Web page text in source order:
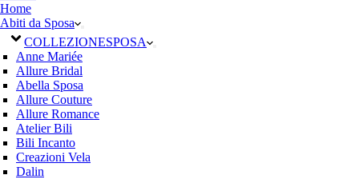
Home
Abiti da Sposa
COLLEZIONESPOSA
Anne Mariée
Allure Bridal
Abella Sposa
Allure Couture
Allure Romance
Atelier Bili
Bili Incanto
Creazioni Vela
Dalin